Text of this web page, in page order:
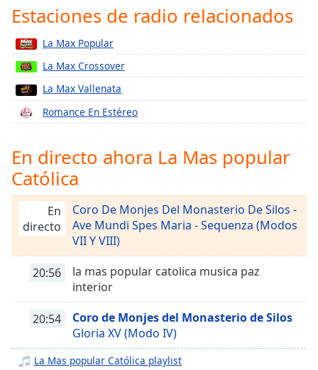
Playback
Rate
Chapters
Chapters
descriptions
off,
selected
Subtitles
subtitles
,
opens
subtitles
dialog
subtitles
off,
Estaciones de radio relacionados
La Max Popular
La Max Crossover
La Max Vallenata
Romance En Estéreo
En directo ahora La Mas popular
Católica
En
directo
Coro De Monjes Del Monasterio De Silos -
Ave Mundi Spes Maria - Sequenza (Modos
VII Y VIII)
20:56
la mas popular catolica musica paz
interior
20:54
Coro de Monjes del Monasterio de Silos
Gloria XV (Modo IV)
La Mas popular Católica playlist